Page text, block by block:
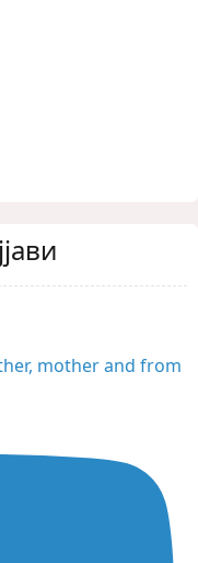
mother and from